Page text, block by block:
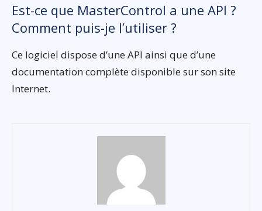
Est-ce que MasterControl a une API ?
Comment puis-je l’utiliser ?
Ce logiciel dispose d’une API ainsi que d’une
documentation complète disponible sur son site
Internet.